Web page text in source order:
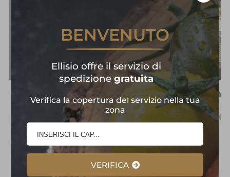
Cassetta Banana
Premium
Costa Rica
€ 36,00 € 33,00
€
BENVENUTO
Ellisio offre il servizio di
spedizione gratuita
Verifica la copertura del servizio nella tua
zona
VERIFICA